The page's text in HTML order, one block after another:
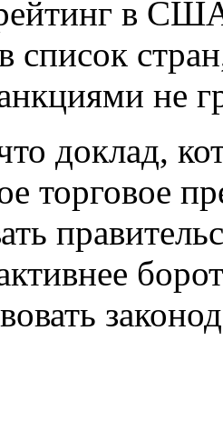
в США
список
не
доклад,
торговое